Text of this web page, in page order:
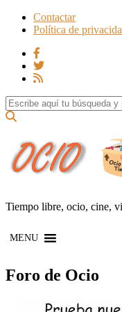
Contactar
Política de
Search for:
Tiempo libre, ocio, cine,
MENU
Foro de Ocio